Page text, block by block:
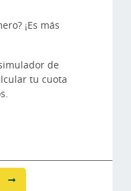
¡Es más
de
tu cuota